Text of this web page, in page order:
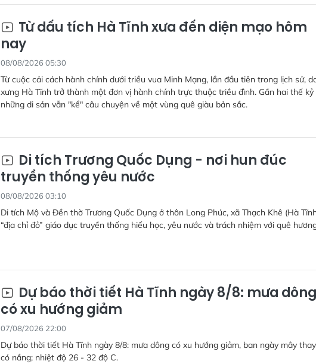
Từ dấu tích Hà Tĩnh xưa đến diện mạo hôm
nay
08/08/2026 05:30
Từ cuộc cải cách hành chính dưới triều vua Minh Mạng, lần đầu tiên trong lịch sử,
xưng Hà Tĩnh trở thành một đơn vị hành chính trực thuộc triều đình. Gần hai thế kỷ
những di sản vẫn "kể" câu chuyện về một vùng quê giàu bản sắc.
Di tích Trương Quốc Dụng - nơi hun đúc
truyền thống yêu nước
08/08/2026 03:10
Di tích Mộ và Đền thờ Trương Quốc Dụng ở thôn Long Phúc, xã Thạch Khê (Hà
“địa chỉ đỏ” giáo dục truyền thống hiếu học, yêu nước và trách nhiệm với quê
Dự báo thời tiết Hà Tĩnh ngày 8/8: mưa dông
có xu hướng giảm
07/08/2026 22:00
Dự báo thời tiết Hà Tĩnh ngày 8/8: mưa dông có xu hướng giảm, ban ngày mây
có nắng; nhiệt độ 26 - 32 độ C.